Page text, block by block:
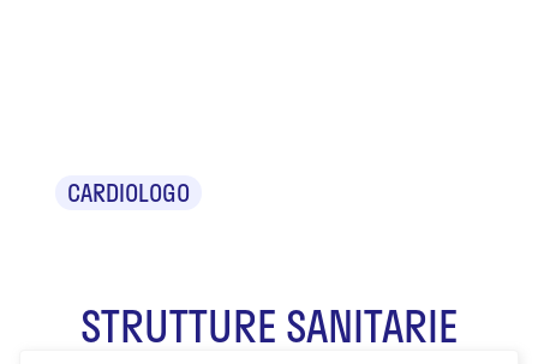
CARDIOLOGO
STRUTTURE SANITARIE